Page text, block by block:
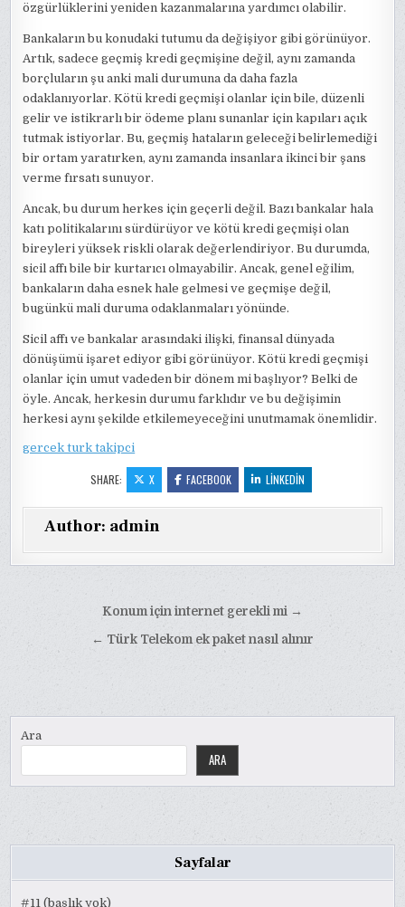
özgürlüklerini yeniden kazanmalarına yardımcı olabilir.
Bankaların bu konudaki tutumu da değişiyor gibi görünüyor.
Artık, sadece geçmiş kredi geçmişine değil, aynı zamanda
borçluların şu anki mali durumuna da daha fazla
odaklanıyorlar. Kötü kredi geçmişi olanlar için bile, düzenli
gelir ve istikrarlı bir ödeme planı sunanlar için kapıları açık
tutmak istiyorlar. Bu, geçmiş hataların geleceği belirlemediği
bir ortam yaratırken, aynı zamanda insanlara ikinci bir şans
verme fırsatı sunuyor.
Ancak, bu durum herkes için geçerli değil. Bazı bankalar hala
katı politikalarını sürdürüyor ve kötü kredi geçmişi olan
bireyleri yüksek riskli olarak değerlendiriyor. Bu durumda,
sicil affı bile bir kurtarıcı olmayabilir. Ancak, genel eğilim,
bankaların daha esnek hale gelmesi ve geçmişe değil,
bugünkü mali duruma odaklanmaları yönünde.
Sicil affı ve bankalar arasındaki ilişki, finansal dünyada
dönüşümü işaret ediyor gibi görünüyor. Kötü kredi geçmişi
olanlar için umut vadeden bir dönem mi başlıyor? Belki de
öyle. Ancak, herkesin durumu farklıdır ve bu değişimin
herkesi aynı şekilde etkilemeyeceğini unutmamak önemlidir.
gercek turk takipci
SHARE: X FACEBOOK LINKEDIN
Author: admin
gezinmesi
Konum için internet gerekli mi →
← Türk Telekom ek paket nasıl alınır
Ara
ARA
Sayfalar
#11 (başlık yok)